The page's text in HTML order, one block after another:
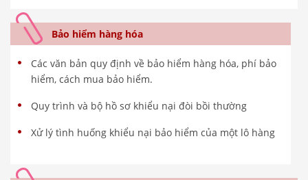
Bảo hiểm hàng hóa
Các văn bản quy định về bảo hiểm hàng hóa, phí bảo
hiểm, cách mua bảo hiểm.
Quy trình và bộ hồ sơ khiểu nại đòi bồi thường
Xử lý tình huống khiểu nại bảo hiểm của một lô hàng